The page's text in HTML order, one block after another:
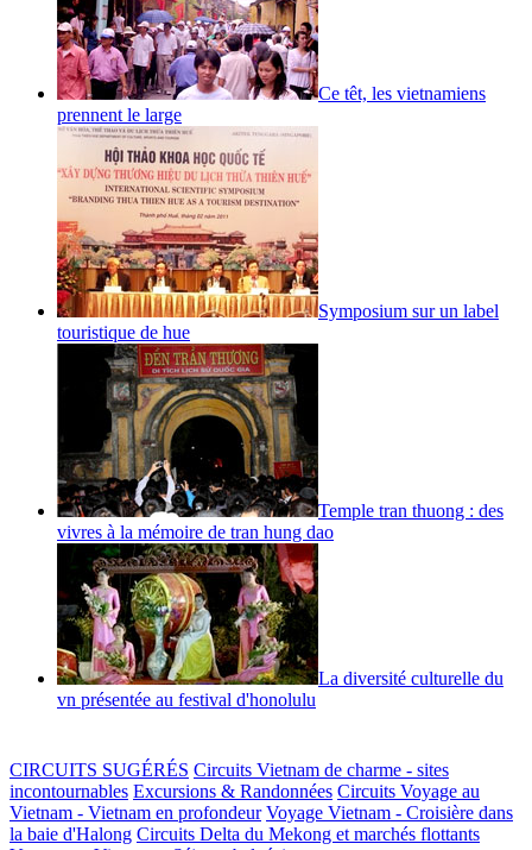
Ce têt, les vietnamiens
prennent le large
Symposium sur un label
touristique de hue
Temple tran thuong : des
vivres à la mémoire de tran hung dao
La diversité culturelle du
vn présentée au festival d'honolulu
CIRCUITS SUGÉRÉS Circuits Vietnam de charme - sites
incontournables Excursions & Randonnées Circuits Voyage au
Vietnam - Vietnam en profondeur Voyage Vietnam - Croisière dans
la baie d'Halong Circuits Delta du Mekong et marchés flottants